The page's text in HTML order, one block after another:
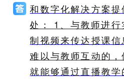
和数字化解决方案
处： 1、与教师进
制视频来传达授课
难以与教师互动的
就能够通过直播教